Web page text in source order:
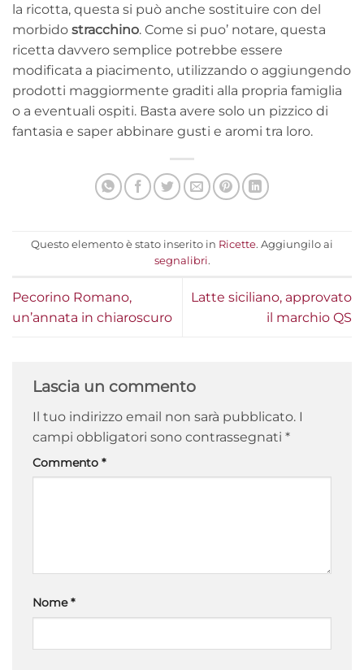
la ricotta, questa si può anche sostituire con del
morbido stracchino. Come si puo’ notare, questa
ricetta davvero semplice potrebbe essere
modificata a piacimento, utilizzando o aggiungendo
prodotti maggiormente graditi alla propria famiglia
o a eventuali ospiti. Basta avere solo un pizzico di
fantasia e saper abbinare gusti e aromi tra loro.
Questo elemento è stato inserito in Ricette. Aggiungilo ai
segnalibri.
Pecorino Romano,
un’annata in chiaroscuro
Latte siciliano, approvato
il marchio QS
Lascia un commento
Il tuo indirizzo email non sarà pubblicato. I
campi obbligatori sono contrassegnati *
Commento *
Nome*